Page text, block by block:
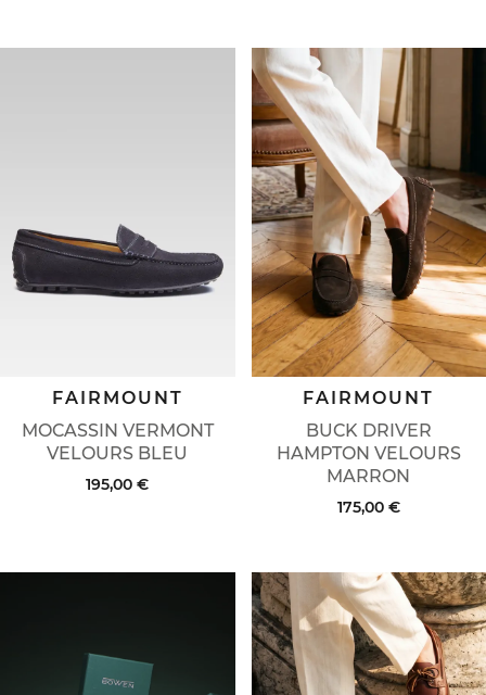
MOCASSIN VERMONT
VELOURS BLEU
FAIRMOUNT
195,00 €
BUCK DRIVER
HAMPTON VELOURS
MARRON
FAIRMOUNT
175,00 €